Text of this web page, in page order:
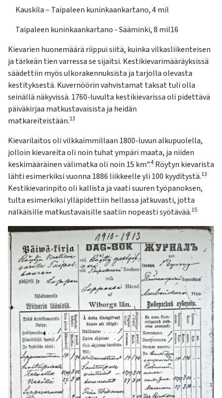
Kauskila – Taipaleen kuninkaankartano, 4 mil
Taipaleen kuninkaankartano - Sääminki, 8 mil16
Kievarien huonemäärä riippui siitä, kuinka vilkasliikenteisen
ja tärkeän tien varressa se sijaitsi. Kestikievarimääräyksissä
säädettiin myös ulkorakennuksista ja tarjolla olevasta
kestityksestä. Kuvernöörin vahvistamat taksat tuli olla
seinällä näkyvissä. 1760-luvulta kestikievarissa oli pidettävä
päiväkirjaa matkustavaisista ja heidän
matkareiteistään.13
Kievarilaitos oli vilkkaimmillaan 1800-luvun alkupuolella,
jolloin kievareita oli noin tuhat ympäri maata, ja niiden
keskimääräinen välimatka oli noin 15 km”.4 Röytyn kievarista
lähti esimerkiksi vuonna 1886 liikkeelle yli 100 kyyditystä.13
Kestikievarinpito oli kallista ja vaati suuren työpanoksen,
tulta esimerkiksi ylläpidettiin hellassa jatkuvasti, jotta
nälkäisille matkustavaisille saatiin nopeasti syötävää.15